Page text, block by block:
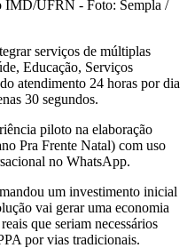
IMD/UFRN - Foto: Sempla /
serviços de múltiplas
Educação, Serviços
atendimento 24 horas por dia
30 segundos.
piloto na elaboração
Pra Frente Natal) com uso
no WhatsApp.
um investimento inicial
vai gerar uma economia
que seriam necessários
por vias tradicionais.